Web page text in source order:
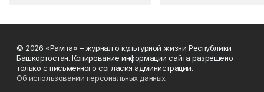
© 2026 «Рампа» – журнал о культурной жизни Республики
Башкортостан. Копирование информации сайта разрешено
только с письменного согласия администрации.
Об использовании персональных данных